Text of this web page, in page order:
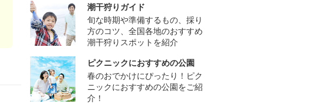
潮干狩りガイド
旬な時期や準備するもの、採り
方のコツ、全国各地のおすすめ
潮干狩りスポットを紹介
ピクニックにおすすめの公園
春のおでかけにぴったり！ピク
ニックにおすすめの公園をご紹
介！